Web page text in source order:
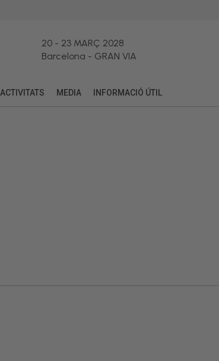
20- 23 MARÇ 2028
Barcelona - GRAN VIA
ACTIVITATS MEDIA INFORMACIÓ ÚTIL